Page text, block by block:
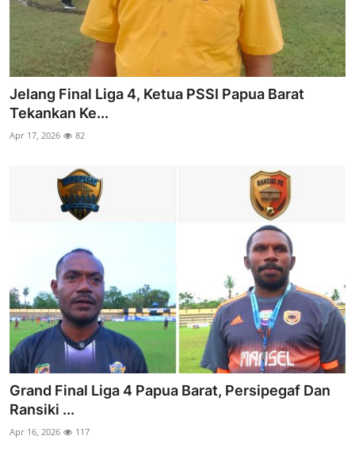
Jelang Final Liga 4, Ketua PSSI Papua Barat
Tekankan Ke...
Apr 17, 2026 82
Grand Final Liga 4 Papua Barat, Persipegaf Dan
Ransiki ...
Apr 16, 2026 117